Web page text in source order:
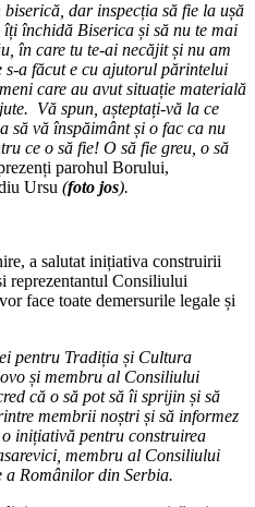
dar inspecția să fie la ușă
închidă Biserica și să nu te mai
în care tu te-ai necăjit și nu am
a făcut e cu ajutorul părintelui
care au avut situație materială
Vă spun, așteptați-vă la ce
să vă înspăimânt și o fac ca nu
ce o să fie! O să fie greu, o să
parohul Borului,
Ursu (foto jos).
a salutat inițiativa construirii
reprezentantul Consiliului
face toate demersurile legale și
pentru Tradiția și Cultura
și membru al Consiliului
că o să pot să îi sprijin și să
membrii noștri și să informez
inițiativă pentru construirea
membru al Consiliului
Românilor din Serbia.